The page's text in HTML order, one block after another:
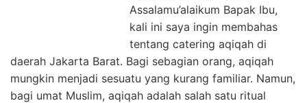
Assalamu’alaikum Bapak Ibu,
kali ini saya ingin membahas
tentang catering aqiqah di
daerah Jakarta Barat. Bagi sebagian orang, aqiqah
mungkin menjadi sesuatu yang kurang familiar. Namun,
bagi umat Muslim, aqiqah adalah salah satu ritual